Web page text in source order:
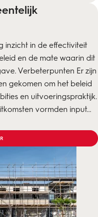
inzicht in de effectiviteit
en de mate waarin dit
Verbeterpunten Er zijn
gekomen om het beleid
en uitvoeringspraktijk.
vormden input...